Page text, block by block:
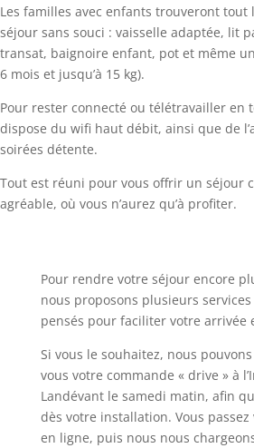
Les familles avec enfants trouveront tout
séjour sans souci : vaisselle adaptée, lit
transat, baignoire enfant, pot et même
6 mois et jusqu’à 15 kg).
Pour rester connecté ou télétravailler
dispose du wifi haut débit, ainsi que de
soirées détente.
Tout est réuni pour vous offrir un séjour
agréable, où vous n’aurez qu’à profiter.
Pour rendre votre séjour encore
nous proposons plusieurs
pensés pour faciliter votre arrivée
Si vous le souhaitez, nous
vous votre commande « drive » à
Landévant le samedi matin, afin
dès votre installation. Vous
en ligne, puis nous nous